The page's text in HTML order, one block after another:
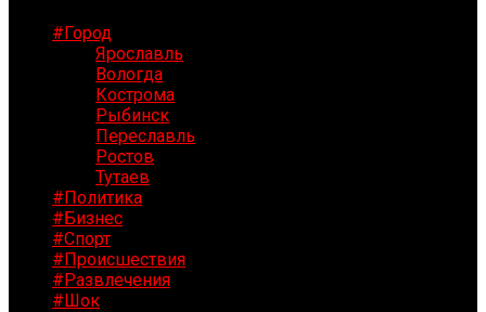
#Город
Ярославль
Вологда
Кострома
Рыбинск
Переславль
Ростов
Тутаев
#Политика
#Бизнес
#Спорт
#Происшествия
#Развлечения
#Шок